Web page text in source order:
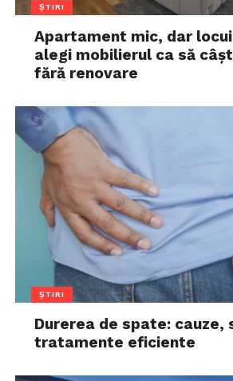
ȘTIRI
Apartament mic, dar
alegi mobilierul ca să
fără renovare
ȘTIRI
Durerea de spate: cauze,
tratamente eficiente